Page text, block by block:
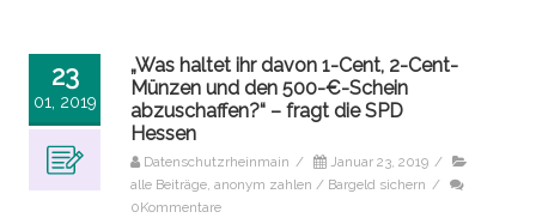
23
01, 2019
„Was haltet ihr davon 1-Cent, 2-Cent-
Münzen und den 500-€-Schein
abzuschaffen?“ – fragt die SPD
Hessen
Datenschutzrheinmain / Januar 23, 2019 /
alle Beiträge, anonym zahlen / Bargeld sichern /
0Kommentare